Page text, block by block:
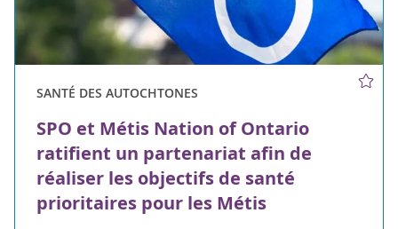
SANTÉ DES AUTOCHTONES
SPO et Métis Nation of Ontario
ratifient un partenariat afin de
réaliser les objectifs de santé
prioritaires pour les Métis